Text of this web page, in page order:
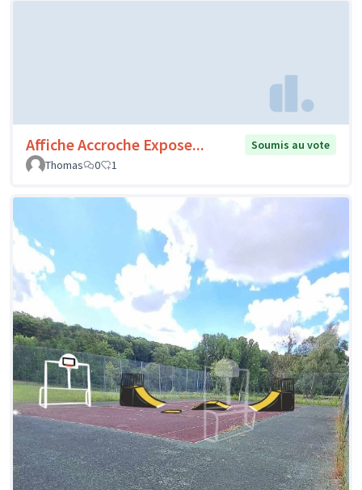
Affiche Accroche Expose...
Soumis au vote
Thomas
0 1